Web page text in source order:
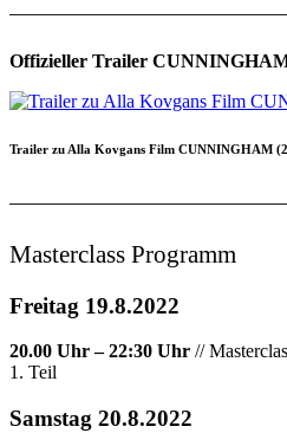
Offizieller Trailer
Trailer zu Alla Kovgans Film CUNNINGHAM
Masterclass Programm
Freitag 19.8.2022
20.00 Uhr – 22:30 Uhr //
1. Teil
Samstag 20.8.2022